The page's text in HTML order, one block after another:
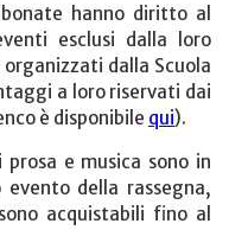
hanno diritto al
esclusi dalla loro
dalla Scuola
a loro riservati dai
è disponibile qui).
e musica sono in
della rassegna,
acquistabili fino al